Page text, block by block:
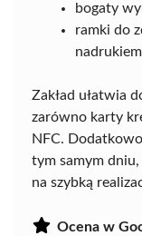
bogaty
ramki do
Zakład ułatwia
zarówno karty
NFC.
tym samym
na szybką
Ocena w